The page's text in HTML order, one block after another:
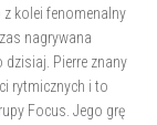
z kolei fenomenalny
nagrywana
dzisiaj. Pierre znany
rytmicznych i to
Focus. Jego grę